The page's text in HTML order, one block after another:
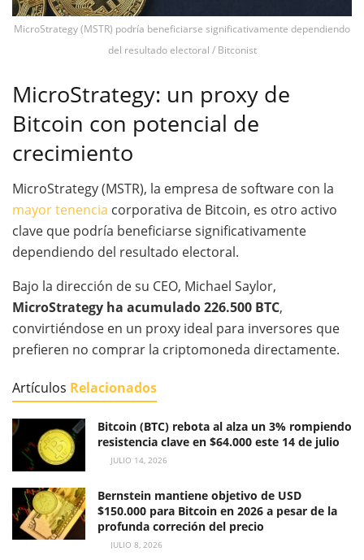
MicroStrategy (MSTR) podría beneficiarse significativamente dependiendo
del resultado electoral / Bitconist
MicroStrategy: un proxy de
Bitcoin con potencial de
crecimiento
MicroStrategy (MSTR), la empresa de software con la
mayor tenencia corporativa de Bitcoin, es otro activo
clave que podría beneficiarse significativamente
dependiendo del resultado electoral.
Bajo la dirección de su CEO, Michael Saylor,
MicroStrategy ha acumulado 226.500 BTC,
convirtiéndose en un proxy ideal para inversores que
prefieren no comprar la criptomoneda directamente.
Artículos Relacionados
Bitcoin (BTC) rebota al alza un 3% rompiendo
resistencia clave en $64.000 este 14 de julio
JULIO 14, 2026
Bernstein mantiene objetivo de USD
$150.000 para Bitcoin en 2026 a pesar de la
profunda correción del precio
JULIO 8, 2026